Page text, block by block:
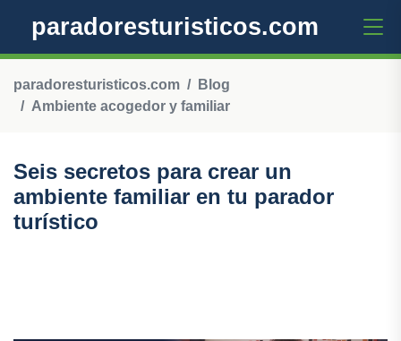
paradoresturisticos.com
paradoresturisticos.com
Blog
Ambiente acogedor y familiar
Seis secretos para crear un
ambiente familiar en tu parador
turístico